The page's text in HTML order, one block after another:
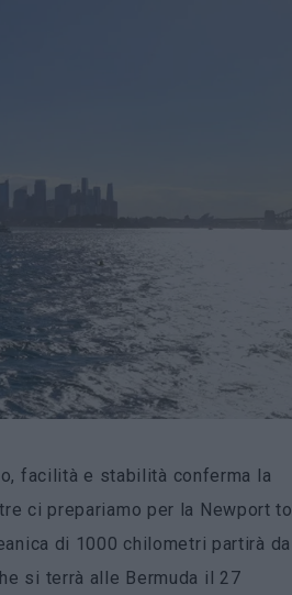
facilità e stabilità conferma la
ci prepariamo per la Newport to
di 1000 chilometri partirà da
si terrà alle Bermuda il 27